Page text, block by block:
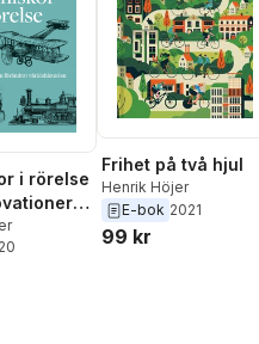
i rörelse
Totalt antal röster:
Frihet på två hjul
Henrik Höjer
E-bok 2021
99 kr